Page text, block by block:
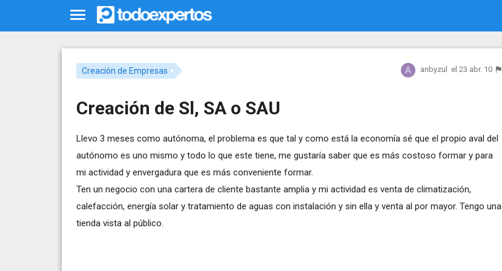
Creación de Empresas anbyzul el 23 abr. 10
Creación de Sl, SA o SAU
Llevo 3 meses como autónoma, el problema es que tal y como está la economía sé que el propio aval del
autónomo es uno mismo y todo lo que este tiene, me gustaría saber que es más costoso formar y para
mi actividad y envergadura que es más conveniente formar.
Ten un negocio con una cartera de cliente bastante amplia y mi actividad es venta de climatización,
calefacción, energía solar y tratamiento de aguas con instalación y sin ella y venta al por mayor. Tengo una
tienda vista al público.